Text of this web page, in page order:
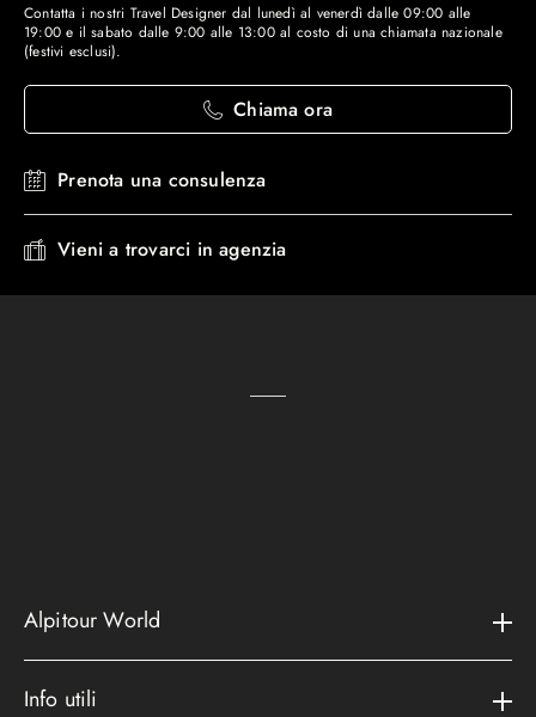
Contatta i nostri Travel Designer dal lunedì al venerdì dalle 09:00 alle
19:00 e il sabato dalle 9:00 alle 13:00 al costo di una chiamata nazionale
(festivi esclusi).
Chiama ora
Prenota una consulenza
Vieni a trovarci in agenzia
Alpitour World
Info utili